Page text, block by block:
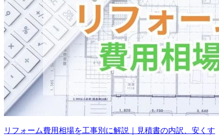
リフォーム費用相場を工事別に解説｜見積書の内訳、安くす